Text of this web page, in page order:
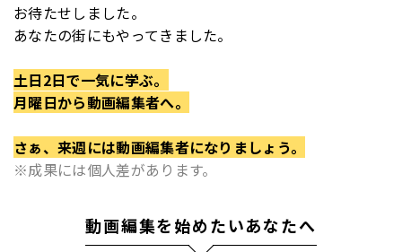
お待たせしました。
あなたの街にもやってきました。
土日2日で一気に学ぶ。
月曜日から動画編集者へ。
さぁ、来週には動画編集者になりましょう。
※成果には個人差があります。
動画編集を始めたいあなたへ